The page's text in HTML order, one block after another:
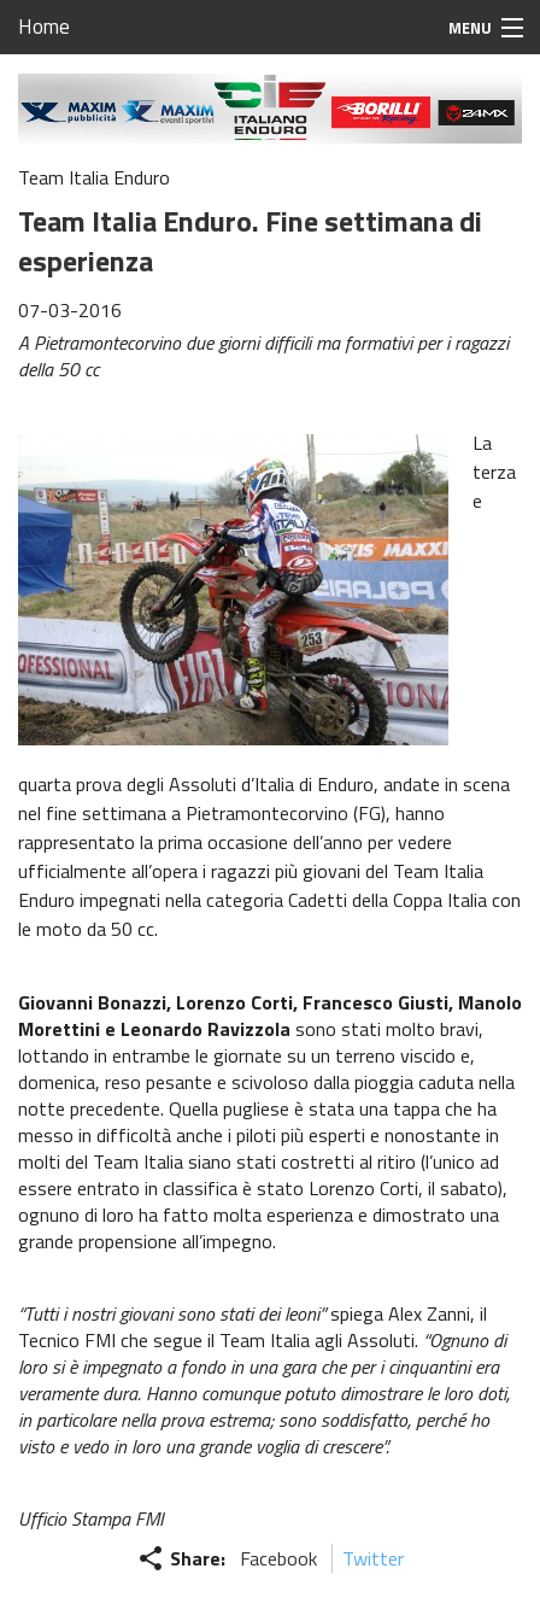
Home MENU
Home
Calendario Campionato Italiano Enduro 2023
Regolamento Regionale Enduro Friuli Venezia Giulia
2^ prova Ragogna
5^ prova Carso
6^ prova Grado
News EnduroGP
News ISDE
Regionale Enduro
Piloti Enduro
Albo d’oro Italiano Enduro
Archivio Stagioni Italiano Enduro
Notizie sportive
Recensioni e test
Informazioni e comunicati
Notizie sportive
Recensioni e test
Informazioni e comunicati
Notizie sportive
Recensioni e test
Informazioni e comunicati
Notizie sportive
Team Italia Enduro
Team Italia Enduro. Fine settimana di
esperienza
07-03-2016
A Pietramontecorvino due giorni difficili ma formativi per i ragazzi
della 50 cc
La
terza
e
quarta prova degli Assoluti d’Italia di Enduro, andate in scena
nel fine settimana a Pietramontecorvino (FG), hanno
rappresentato la prima occasione dell’anno per vedere
ufficialmente all’opera i ragazzi più giovani del Team Italia
Enduro impegnati nella categoria Cadetti della Coppa Italia con
le moto da 50 cc.
Giovanni Bonazzi, Lorenzo Corti, Francesco Giusti, Manolo
Morettini e Leonardo Ravizzola sono stati molto bravi,
lottando in entrambe le giornate su un terreno viscido e,
domenica, reso pesante e scivoloso dalla pioggia caduta nella
notte precedente. Quella pugliese è stata una tappa che ha
messo in difficoltà anche i piloti più esperti e nonostante in
molti del Team Italia siano stati costretti al ritiro (l’unico ad
essere entrato in classifica è stato Lorenzo Corti, il sabato),
ognuno di loro ha fatto molta esperienza e dimostrato una
grande propensione all’impegno.
“Tutti i nostri giovani sono stati dei leoni”spiega Alex Zanni, il
Tecnico FMI che segue il Team Italia agli Assoluti. “Ognuno di
loro si è impegnato a fondo in una gara che per i cinquantini era
veramente dura. Hanno comunque potuto dimostrare le loro doti,
in particolare nella prova estrema; sono soddisfatto, perché ho
visto e vedo in loro una grande voglia di crescere”.
Ufficio Stampa FMI
share Share: Facebook Twitter